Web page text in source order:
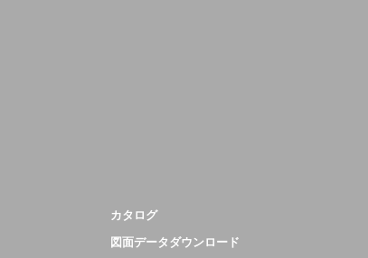
カタログ
図面データダウンロード